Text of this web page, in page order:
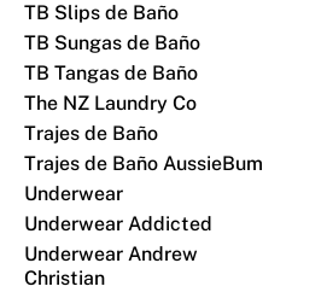
TB Slips de Baño
TB Sungas de Baño
TB Tangas de Baño
The NZ Laundry Co
Trajes de Baño
Trajes de Baño AussieBum
Underwear
Underwear Addicted
Underwear Andrew
Christian